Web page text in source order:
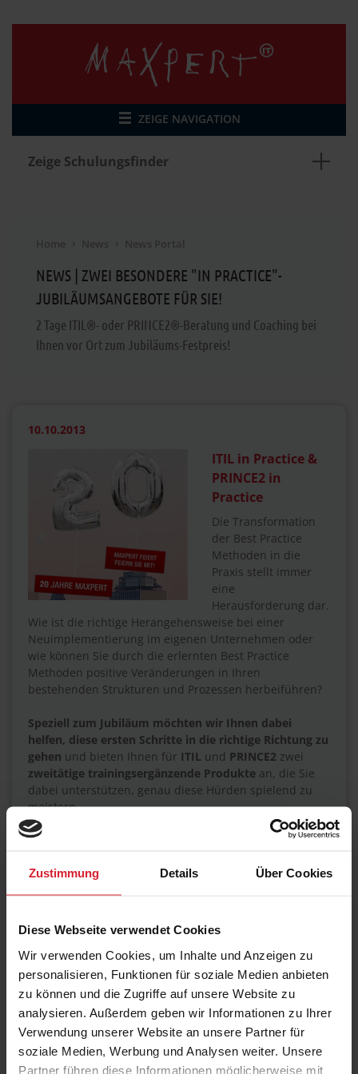
Zustimmung Details Über Cookies
Diese Webseite verwendet Cookies
Wir verwenden Cookies, um Inhalte und Anzeigen zu
personalisieren, Funktionen für soziale Medien anbieten
zu können und die Zugriffe auf unsere Website zu
analysieren. Außerdem geben wir Informationen zu Ihrer
Verwendung unserer Website an unsere Partner für
soziale Medien, Werbung und Analysen weiter. Unsere
Partner führen diese Informationen möglicherweise mit
ZEIGE NAVIGATION
Zeige Schulungsfinder
NEWS | ZWEI BESONDERE "IN PRACTICE"-
JUBILÄUMSANGEBOTE FÜR SIE!
2 Tage ITIL®- oder PRINCE2®-Beratung und Coaching bei
Ihnen vor Ort zum Jubiläums-Festpreis!
10.10.2013
ITIL in Practice &
PRINCE2 in
Practice
Die Transformation
der Best Practice
Methoden in die
Praxis stellt immer
eine
Herausforderung dar.
Wie ist die richtige Herangehensweise bei einer
Neuimplementierung im eigenen Unternehmen oder
wie können Sie durch die erlernten Best Practice
Methoden positive Veränderungen in Ihren
bestehenden Strukturen und Prozessen herbeiführen?
Speziell zum Jubiläum möchten wir Ihnen dabei
helfen, diese ersten Schritte in die richtige Richtung zu
gehen und bieten Ihnen für ITIL und PRINCE2 zwei
zweitätige trainingsergänzende Produkte an, die Sie
dabei unterstützen, genau diese Hürden spielend zu
meistern.
ITIL in Practice - Beratung und Coaching
Ein erfahrener ISTM-Berater der Maxpert kommt für 2
Tage zu Ihnen vor Ort:
Was bringt ITIL und was bringt es für Ihr
DerITSM-Healthcheck: Welche Prozesse sind gut
aufgestellt, welche haben Verbesserungspotenzial in
Ihrem Unternehmen?
Best Practice Tippsvom Profi: Die ersten Schritte zur
Optimierung nach der Healtcheckanalyse.
» Mehr Infos